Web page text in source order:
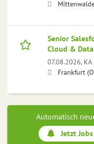
Senior
Cloud &
07.08.2026, KA
Frankfurt
Automatisch
Jetzt